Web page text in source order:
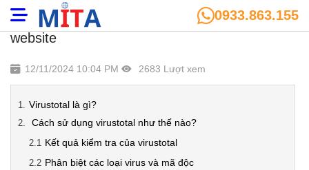
0933.863.155
Virustotal là gì? Giải pháp bảo vệ hệ thống
website
12/11/2024 10:04 PM 2683 Lượt xem
Virustotal là gì?
Cách sử dụng virustotal như thế nào?
Kết quả kiểm tra của virustotal
Phân biệt các loại virus và mã độc